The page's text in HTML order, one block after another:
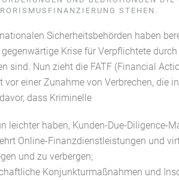
STEHEN.
Sicherheitsbehörden haben
Krise für Verpflichtete
sind. Nun zieht die FATF (Financial
vor einer Zunahme von Verbrechen, die
dass Kriminelle
leichter haben, Kunden-Due-Diligence-
Online-Finanzdienstleistungen und
und zu verbergen;
Konjunkturmaßnahmen und